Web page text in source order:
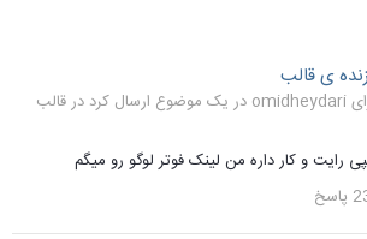
ی قالب
قالب